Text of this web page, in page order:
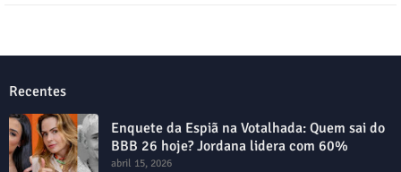
Recentes
Enquete da Espiã na Votalhada: Quem sai do
BBB 26 hoje? Jordana lidera com 60%
abril 15, 2026